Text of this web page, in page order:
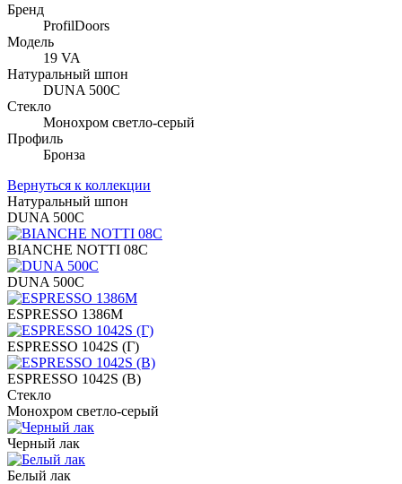
Бренд
ProfilDoors
Модель
19 VA
Натуральный шпон
DUNA 500C
Стекло
Монохром светло-серый
Профиль
Бронза
Вернуться к коллекции
Натуральный шпон
DUNA 500C
BIANCHE NOTTI 08C
DUNA 500C
ESPRESSO 1386M
ESPRESSO 1042S (Г)
ESPRESSO 1042S (В)
Стекло
Монохром светло-серый
Черный лак
Белый лак